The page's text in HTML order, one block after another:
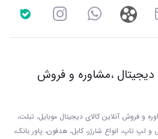
دیجیتال ،مشاوره و فروش
و فروش آنلاین کالای دیجیتال موبایل، تبلت،
لپ تاپ، انواع شارژر، کابل، هدفون، پاور بانک،